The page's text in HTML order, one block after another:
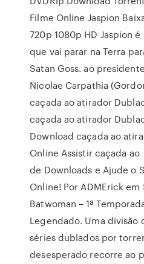
Filme Online Jaspion
720p 1080p HD Jaspion
que vai parar na Terra
Satan Goss. ao
Nicolae Carpathia
caçada ao atirador
caçada ao atirador
Download caçada ao
Online Assistir caçada
de Downloads e Ajude o
Online! Por ADMErick
Batwoman – 1ª
Legendado. Uma divisão
séries dublados por
desesperado recorre ao